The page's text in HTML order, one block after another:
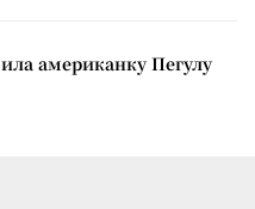
американку Пегулу